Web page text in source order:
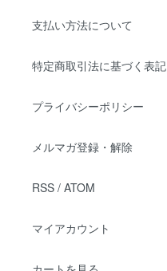
支払い方法について
特定商取引法に基づく表記
プライバシーポリシー
メルマガ登録・解除
RSS / ATOM
マイアカウント